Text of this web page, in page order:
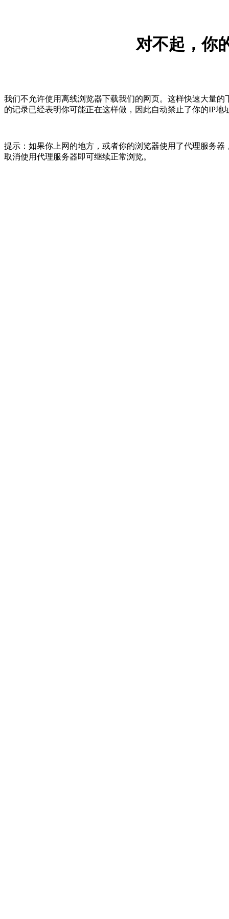
对不起，你
我们不允许使用离线浏览器下载我们的网页。这样快速大量
的记录已经表明你可能正在这样做，因此自动禁止了你的IP
提示：如果你上网的地方，或者你的浏览器使用了代理服务
取消使用代理服务器即可继续正常浏览。